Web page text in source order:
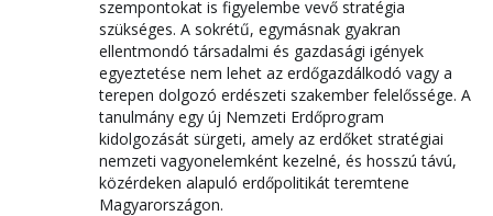
szempontokat is figyelembe vevő stratégia
szükséges. A sokrétű, egymásnak gyakran
ellentmondó társadalmi és gazdasági igények
egyeztetése nem lehet az erdőgazdálkodó vagy a
terepen dolgozó erdészeti szakember felelőssége. A
tanulmány egy új Nemzeti Erdőprogram
kidolgozását sürgeti, amely az erdőket stratégiai
nemzeti vagyonelemként kezelné, és hosszú távú,
közérdeken alapuló erdőpolitikát teremtene
Magyarországon.